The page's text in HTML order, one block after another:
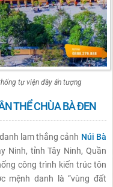
tự viện đầy ấn tượng
THỂ CHÙA BÀ ĐEN
lam thắng cảnh Núi Bà
Ninh, tỉnh Tây Ninh, Quần
công trình kiến trúc tôn
mệnh danh là “vùng đất